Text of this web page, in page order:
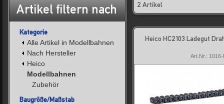
Artikel filtern nach
Kategorie
Alle Artikel in Modellbahnen
Nach Hersteller
Heico
Modellbahnen
Zubehör
Baugröße/Maßstab
2 Artikel
Heico HC2103 Ladegut
Art.Nr.: